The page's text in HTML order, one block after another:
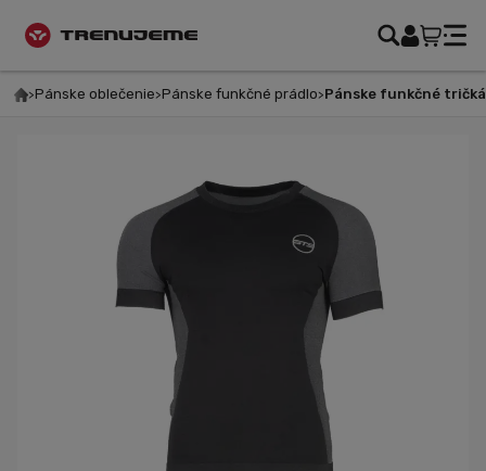
Pánske oblečenie Pánske funkčné prádlo Pánske funkčné tričká